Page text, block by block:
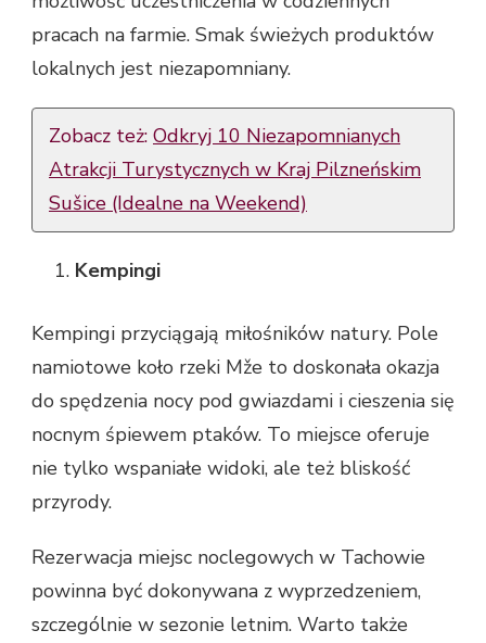
pracach na farmie. Smak świeżych produktów
lokalnych jest niezapomniany.
Zobacz też: Odkryj 10 Niezapomnianych
Atrakcji Turystycznych w Kraj Pilzneńskim
Sušice (Idealne na Weekend)
Kempingi
Kempingi przyciągają miłośników natury. Pole
namiotowe koło rzeki Mže to doskonała okazja
do spędzenia nocy pod gwiazdami i cieszenia się
nocnym śpiewem ptaków. To miejsce oferuje
nie tylko wspaniałe widoki, ale też bliskość
przyrody.
Rezerwacja miejsc noclegowych w Tachowie
powinna być dokonywana z wyprzedzeniem,
szczególnie w sezonie letnim. Warto także